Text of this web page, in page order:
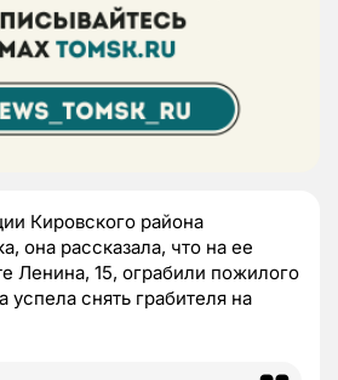
Кировского района
она рассказала, что на ее
Ленина, 15, ограбили пожилого
снять грабителя на